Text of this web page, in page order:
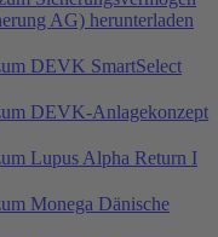
AG) herunterladen
DEVK SmartSelect
DEVK-Anlagekonzept
Lupus Alpha Return I
Monega Dänische